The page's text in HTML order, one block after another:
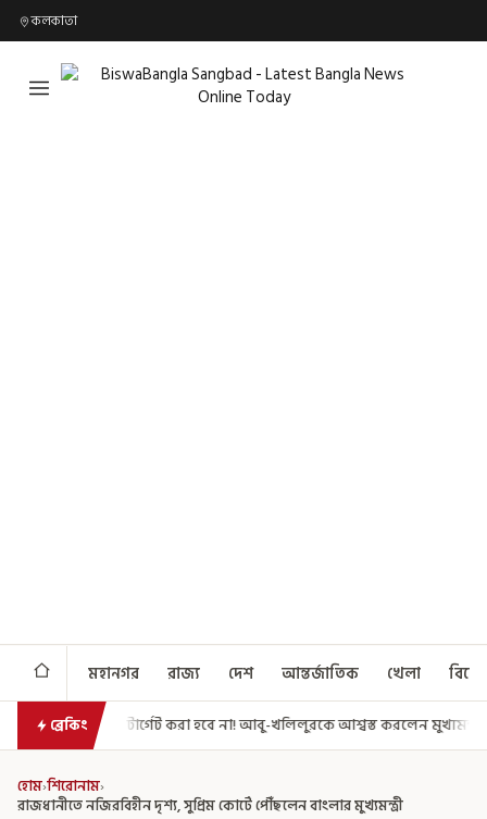
কলকাতা
মহানগর রাজ্য দেশ আন্তর্জাতিক খেলা
ব্রেকিং
আশ্বস্ত করলেন মুখ্যমন্ত্রী এগিয়ে গেল আরও একধাপ, সপ্তম পে
হোম›শিরোনাম›
রাজধানীতে নজিরবিহীন দৃশ্য, সুপ্রিম কোর্টে পৌঁছলেন বাংলার মুখ্যমন্ত্রী